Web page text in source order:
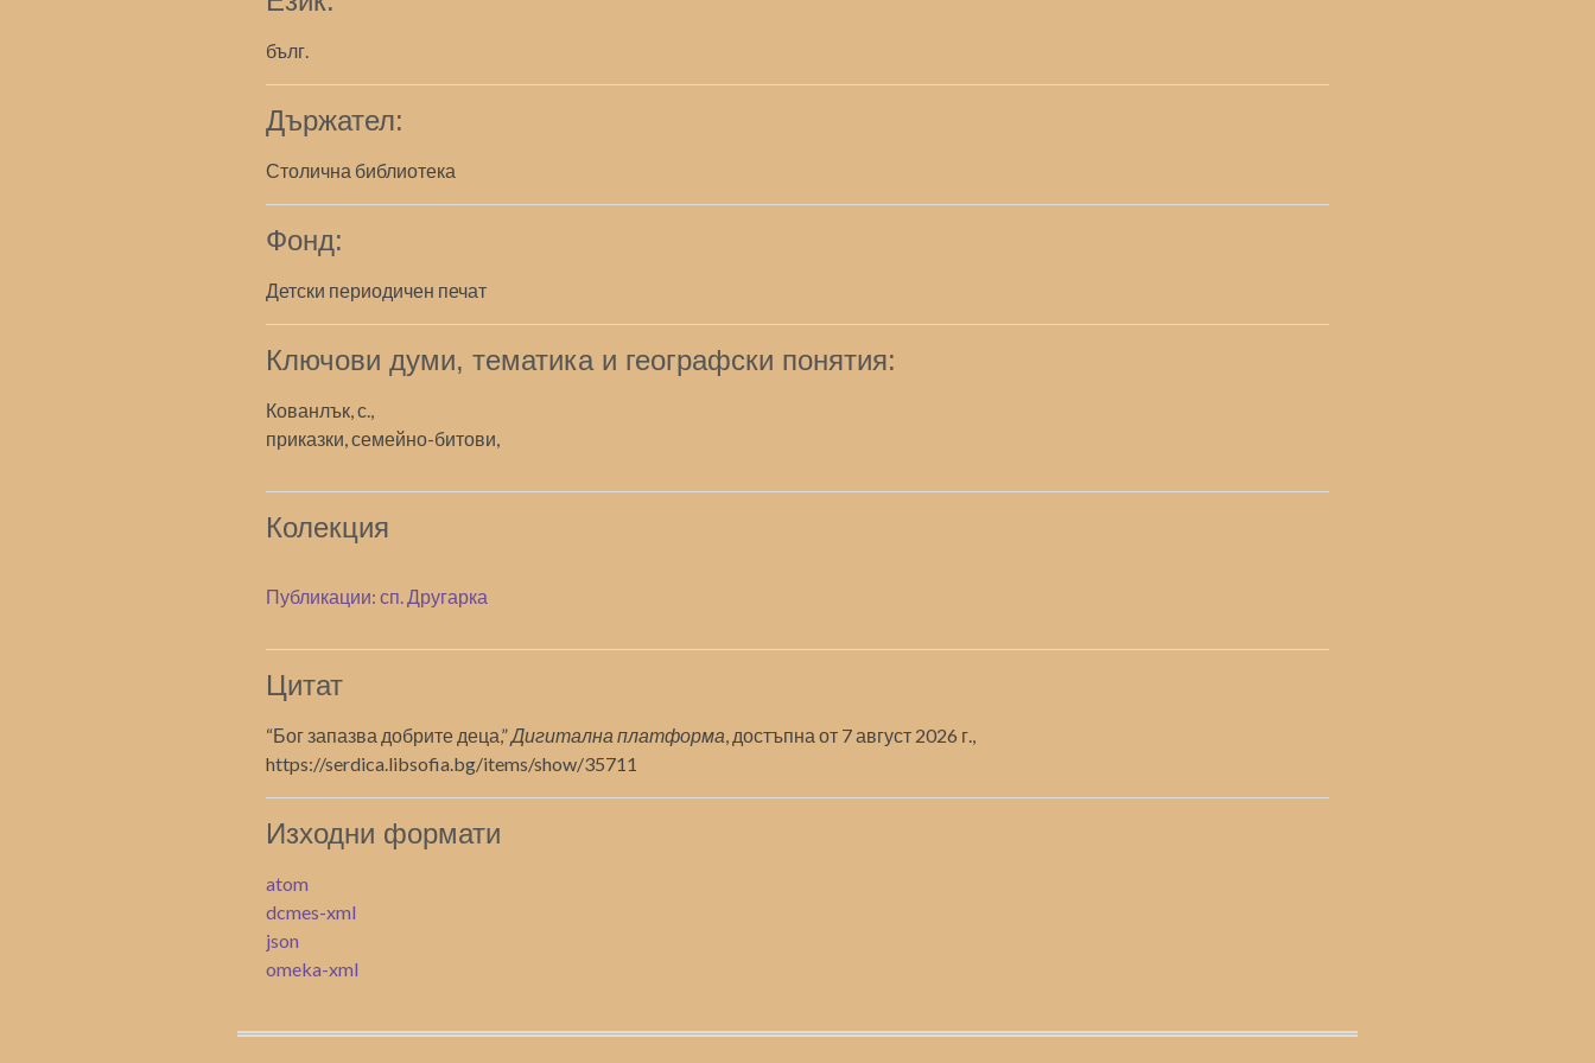
бълг.
Държател:
Столична библиотека
Фонд:
Детски периодичен печат
Ключови думи, тематика и географски понятия:
Кованлък, с.,
приказки, семейно-битови,
Колекция
Публикации: сп. Другарка
Цитат
“Бог запазва добрите деца,”Дигитална платформа, достъпна от 7 август 2026 г.,
https://serdica.libsofia.bg/items/show/35711
Изходни формати
atom
dcmes-xml
json
omeka-xml